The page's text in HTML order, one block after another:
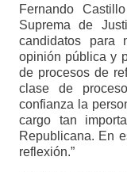
Fernando
Suprema de
candidatos para
opinión pública y
de procesos de
clase de
confianza la
cargo tan
Republicana. En
reflexión.”